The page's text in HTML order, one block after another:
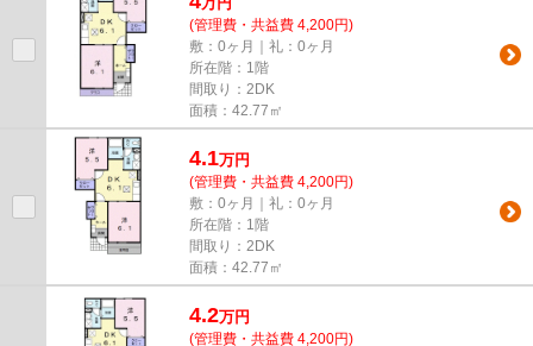
(管理費・共益費 4,200円)
敷：0ヶ月｜礼：0ヶ月
所在階：1階
間取り：2DK
面積：42.77㎡
4.1万円
(管理費・共益費 4,200円)
敷：0ヶ月｜礼：0ヶ月
所在階：1階
間取り：2DK
面積：42.77㎡
4.2万円
(管理費・共益費 4,200円)